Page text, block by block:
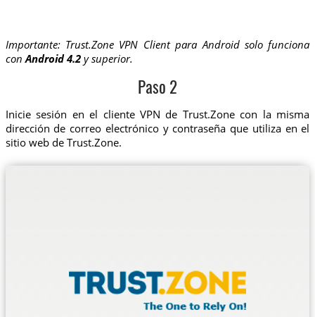
Importante: Trust.Zone VPN Client para Android solo funciona
conAndroid 4.2y superior.
Paso 2
Inicie sesión en el cliente VPN de Trust.Zone con la misma
dirección de correo electrónico y contraseña que utiliza en el
sitio web de Trust.Zone.